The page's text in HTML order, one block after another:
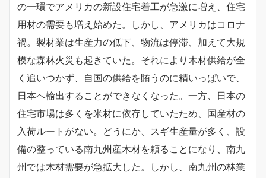
の一環でアメリカの新設住宅着工が急激に増え、住宅
用材の需要も増え始めた。しかし、アメリカはコロナ
禍。製材業は生産力の低下、物流は停滞、加えて大規
模な森林火災も起きていた。それにより木材供給が全
く追いつかず、自国の供給を賄うのに精いっぱいで、
日本へ輸出することができなくなった。一方、日本の
住宅市場は多くを米材に依存していたため、国産材の
入荷ルートがない。どうにか、スギ生産量が多く、設
備の整っている南九州産木材を頼ることになり、南九
州では木材需要が急拡大した。しかし、南九州の林業